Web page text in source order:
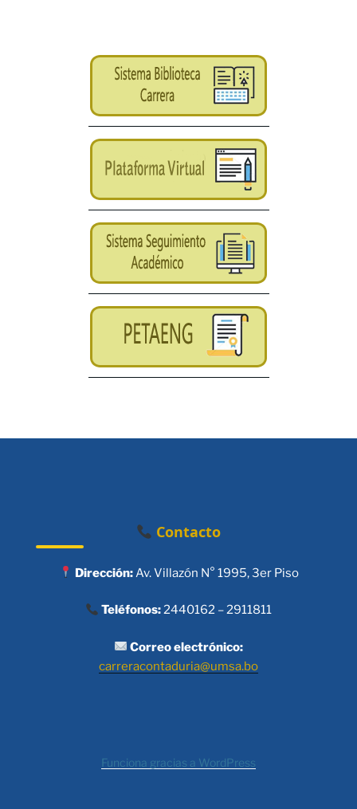
Contacto
Dirección:Av. Villazón N° 1995, 3er Piso
Teléfonos:2440162 – 2911811
Correo electrónico:
carreracontaduria@umsa.bo
Funciona gracias a WordPress